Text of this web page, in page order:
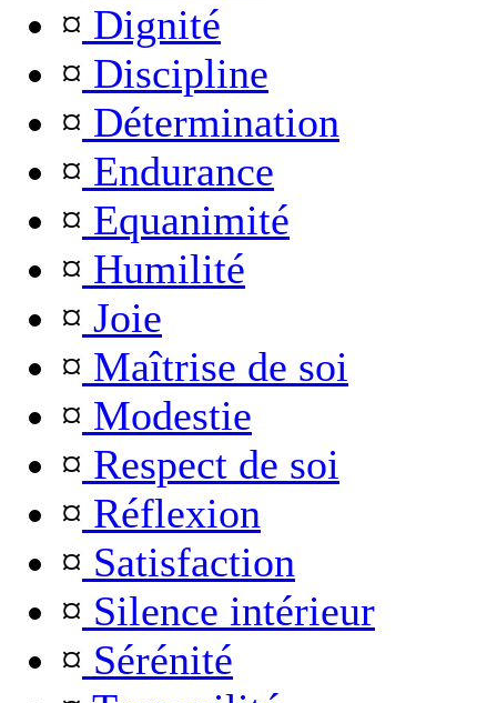
¤ Dignité
¤ Discipline
¤ Détermination
¤ Endurance
¤ Equanimité
¤ Humilité
¤ Joie
¤ Maîtrise de soi
¤ Modestie
¤ Respect de soi
¤ Réflexion
¤ Satisfaction
¤ Silence intérieur
¤ Sérénité